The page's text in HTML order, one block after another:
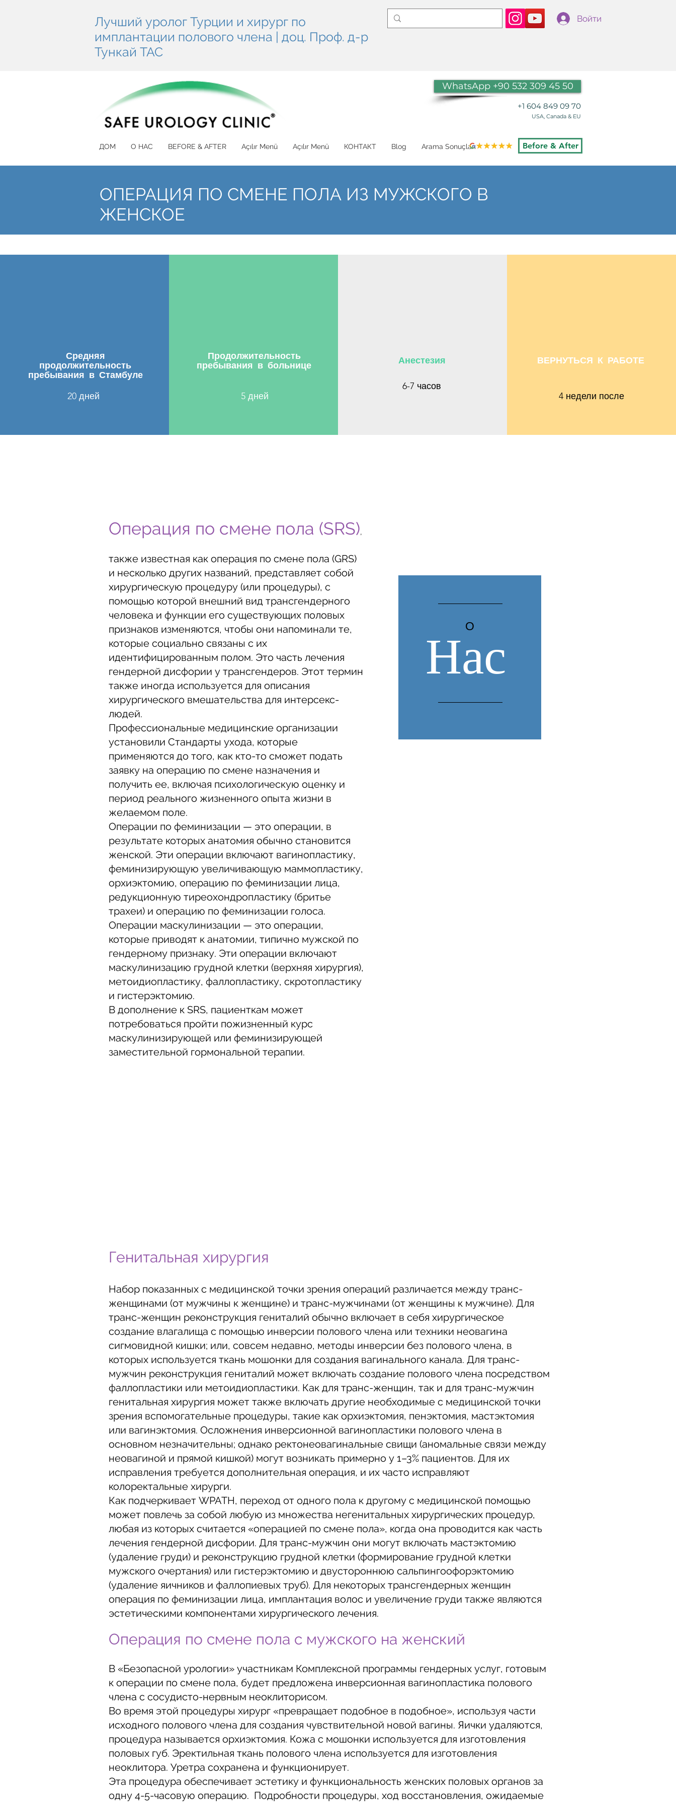
Лучший уролог Турции и хирург по
имплантации полового члена | доц. Проф. д-р
Тункай ТАС
Войти
WhatsApp +90 532 309 45 50
+1 604 849 09 70
USA, Canada & EU
ДОМ О НАС BEFORE & AFTER Açılır Menü Açılır Menü КОНТАКТ Blog Arama Sonuçları Before & After
ОПЕРАЦИЯ ПО СМЕНЕ ПОЛА ИЗ МУЖСКОГО В
ЖЕНСКОЕ
Средняя
продолжительность
пребывания в Стамбуле
20 дней
Продолжительность
пребывания в больнице
5 дней
Анестезия
6-7 часов
ВЕРНУТЬСЯ К РАБОТЕ
4 недели после
Операция по смене пола (SRS),
также известная как операция по смене пола (GRS)
и несколько других названий, представляет собой
хирургическую процедуру (или процедуры), с
помощью которой внешний вид трансгендерного
человека и функции его существующих половых
признаков изменяются, чтобы они напоминали те,
которые социально связаны с их
идентифицированным полом. Это часть лечения
гендерной дисфории у трансгендеров. Этот термин
также иногда используется для описания
хирургического вмешательства для интерсекс-
людей.
Профессиональные медицинские организации
установили Стандарты ухода, которые
применяются до того, как кто-то сможет подать
заявку на операцию по смене назначения и
получить ее, включая психологическую оценку и
период реального жизненного опыта жизни в
желаемом поле.
Операции по феминизации — это операции, в
результате которых анатомия обычно становится
женской. Эти операции включают вагинопластику,
феминизирующую увеличивающую маммопластику,
орхиэктомию, операцию по феминизации лица,
редукционную тиреохондропластику (бритье
трахеи) и операцию по феминизации голоса.
Операции маскулинизации — это операции,
которые приводят к анатомии, типично мужской по
гендерному признаку. Эти операции включают
маскулинизацию грудной клетки (верхняя хирургия),
метоидиопластику, фаллопластику, скротопластику
и гистерэктомию.
В дополнение к SRS, пациенткам может
потребоваться пройти пожизненный курс
маскулинизирующей или феминизирующей
заместительной гормональной терапии.
О
Нас
Генитальная хирургия
Набор показанных с медицинской точки зрения операций различается между транс-
женщинами (от мужчины к женщине) и транс-мужчинами (от женщины к мужчине). Для
транс-женщин реконструкция гениталий обычно включает в себя хирургическое
создание влагалища с помощью инверсии полового члена или техники неовагина
сигмовидной кишки; или, совсем недавно, методы инверсии без полового члена, в
которых используется ткань мошонки для создания вагинального канала. Для транс-
мужчин реконструкция гениталий может включать создание полового члена посредством
фаллопластики или метоидиопластики. Как для транс-женщин, так и для транс-мужчин
генитальная хирургия может также включать другие необходимые с медицинской точки
зрения вспомогательные процедуры, такие как орхиэктомия, пенэктомия, мастэктомия
или вагинэктомия. Осложнения инверсионной вагинопластики полового члена в
основном незначительны; однако ректонеовагинальные свищи (аномальные связи между
неовагиной и прямой кишкой) могут возникать примерно у 1–3% пациентов. Для их
исправления требуется дополнительная операция, и их часто исправляют
колоректальные хирурги.
Как подчеркивает WPATH, переход от одного пола к другому с медицинской помощью
может повлечь за собой любую из множества негенитальных хирургических процедур,
любая из которых считается «операцией по смене пола», когда она проводится как часть
лечения гендерной дисфории. Для транс-мужчин они могут включать мастэктомию
(удаление груди) и реконструкцию грудной клетки (формирование грудной клетки
мужского очертания) или гистерэктомию и двустороннюю сальпингоофорэктомию
(удаление яичников и фаллопиевых труб). Для некоторых трансгендерных женщин
операция по феминизации лица, имплантация волос и увеличение груди также являются
эстетическими компонентами хирургического лечения.
Операция по смене пола с мужского на женский
В «Безопасной урологии» участникам Комплексной программы гендерных услуг, готовым
к операции по смене пола, будет предложена инверсионная вагинопластика полового
члена с сосудисто-нервным неоклиторисом.
Во время этой процедуры хирург «превращает подобное в подобное», используя части
исходного полового члена для создания чувствительной новой вагины. Яички удаляются,
процедура называется орхиэктомия. Кожа с мошонки используется для изготовления
половых губ. Эректильная ткань полового члена используется для изготовления
неоклитора. Уретра сохранена и функционирует.
Эта процедура обеспечивает эстетику и функциональность женских половых органов за
одну 4-5-часовую операцию. Подробности процедуры, ход восстановления, ожидаемые